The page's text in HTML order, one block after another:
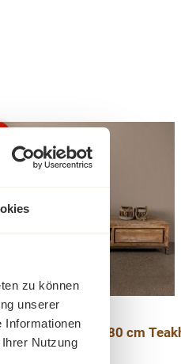
zu können
unserer
Informationen
Nutzung
TV-Schrank 180 cm